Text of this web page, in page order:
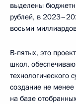
выделены
рублей, в
восьми
В-пятых, это
школ,
технологического
создание не
на базе